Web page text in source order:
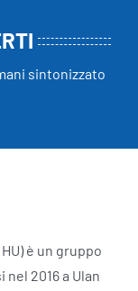
sintonizzato
è un gruppo
2016 a Ulan